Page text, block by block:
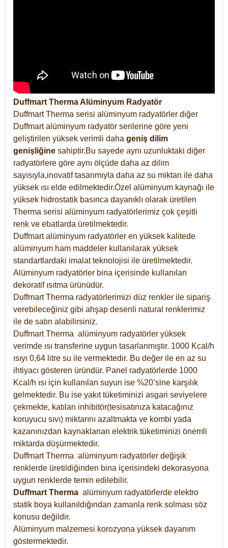
Duffmart Therma Alüminyum Radyatör
Duffmart Therma serisi alüminyum radyatörler diğer
Duffmart alüminyum radyatör serilerine göre yeni
geliştirilen yüksek verimli daha geniş dilim
genişliğine sahiptir.Bu sayede aynı uzunluktaki diğer
radyatörlere göre aynı ölçüde daha az dilim
sayısıyla,inovatif tasarımıyla daha az su miktarı ile daha
yüksek ısı elde edilmektedir.Özel alüminyum kaynağı ile
yüksek hidrostatik basınca dayanıklı olarak üretilen
Therma serisi alüminyum radyatörlerimiz çok çeşitli
renk ve ebatlarda üretilmektedir.
Duffmart alüminyum radyatörler en yüksek kalitede
alüminyum ham maddeler kullanılarak yüksek
standartlardaki imalat teknolojisi ile üretilmektedir.
Alüminyum radyatörler bina içerisinde kullanılan
dekoratif ısıtma ürünüdür.
Duffmart Therma radyatörlerimizi düz renkler ile sipariş
verebileceğiniz gibi ahşap desenli natural renklerimiz
ile de satın alabilirsiniz.
Duffmart Therma alüminyum radyatörler yüksek
verimde ısı transferine uygun tasarlanmıştır. 1000 Kcal/h
ısıyı 0,64 litre su ile vermektedir. Bu değer ile en az su
ihtiyacı gösteren üründür. Panel radyatörlerde 1000
Kcal/h ısı için kullanılan suyun ise %20’sine karşılık
gelmektedir. Bu ise yakıt tüketiminizi asgari seviyelere
çekmekte, katılan inhibitör(tesisatınıza katacağınız
koruyucu sıvı) miktarını azaltmakta ve kombi yada
kazanınızdan kaynaklanan elektrik tüketiminizi önemli
miktarda düşürmektedir.
Duffmart Therma alüminyum radyatörler değişik
renklerde üretildiğinden bina içerisindeki dekorasyona
uygun renklerde temin edilebilir.
Duffmart Therma alüminyum radyatörlerde elektro
statik boya kullanıldığından zamanla renk solması söz
konusu değildir.
Alüminyum malzemesi korozyona yüksek dayanım
göstermektedir.